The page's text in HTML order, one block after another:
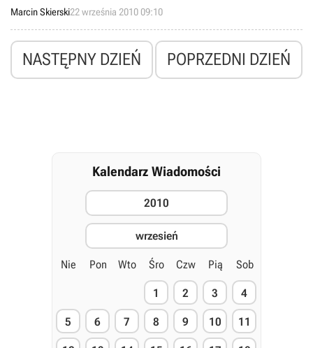
MMO autorstwa studia ArenaNet odniosła spory sukces, a
kontynuacja ma jeszcze bardziej spopularyzować markę wśród
graczy. Jednym ze sposobów na osiągnięcie celu ma być
potwierdzona właśnie współpraca tej pozycji z urządzeniami
mobilnymi.
Marcin Skierski22 września 2010 09:10
NASTĘPNY DZIEŃ POPRZEDNI DZIEŃ
Kalendarz Wiadomości
2010
wrzesień
Nie Pon Wto Śro Czw Pią Sob
1 2 3 4
5 6 7 8 9 10 11